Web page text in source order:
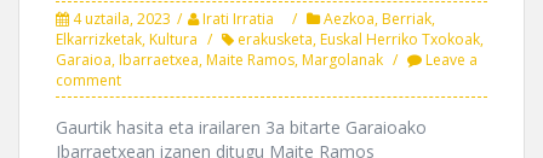
4 uztaila, 2023 Irati Irratia Aezkoa,Berriak,
Elkarrizketak,Kultura erakusketa,Euskal Herriko Txokoak,
Garaioa,Ibarraetxea,Maite Ramos,Margolanak
Leave a
comment
Gaurtik hasita eta irailaren 3a bitarte Garaioako
Ibarraetxean izanen ditugu Maite Ramos